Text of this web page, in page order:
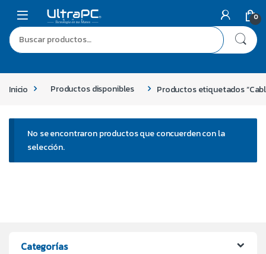
0
Inicio Productos disponibles Productos etiquetados
No se encontraron productos que concuerden con la
selección.
Categorías